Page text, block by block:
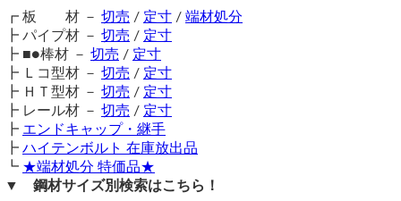
注意事項
薄板（0.35～0.6mm）はカット・移動に伴う傷、宅配搬送時
に凹凸や歪みが発生する事が多々あります。多少の傷やゆが
みについてはご理解のうえ、ご注文をお願いいたします 。
鉄材は性質上、錆が生じます。販売品も多少の錆がある場合
がございますので、予めご了承ください。
在庫不足の場合は取り寄せとなるため納期に＋数日を要しま
す。
送料（養生梱包費含む）は数量に応じて別途掛かります。
工業用鋼材となりますので、材料の移動・切断・加工・配送
見積り依頼
0.35厚ガルバリウム鋼板
146㎜巾×7100㎜長 1枚 巻き板
┏ 板 材 － 切売 / 定寸 / 端材処分
┣ パイプ材 － 切売 / 定寸
┣ ■●棒材 － 切売 / 定寸
┣ Ｌコ型材 － 切売 / 定寸
┣ ＨＴ型材 － 切売 / 定寸
┣ レール材 － 切売 / 定寸
┣ エンドキャップ・継手
┣ ハイテンボルト 在庫放出品
┗ ★端材処分 特価品★
▼ 鋼材サイズ別検索はこちら！